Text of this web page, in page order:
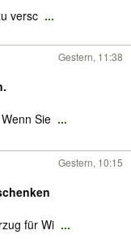
versc ...
Gestern, 11:38
Sie ...
Gestern, 10:15
für Wi ...